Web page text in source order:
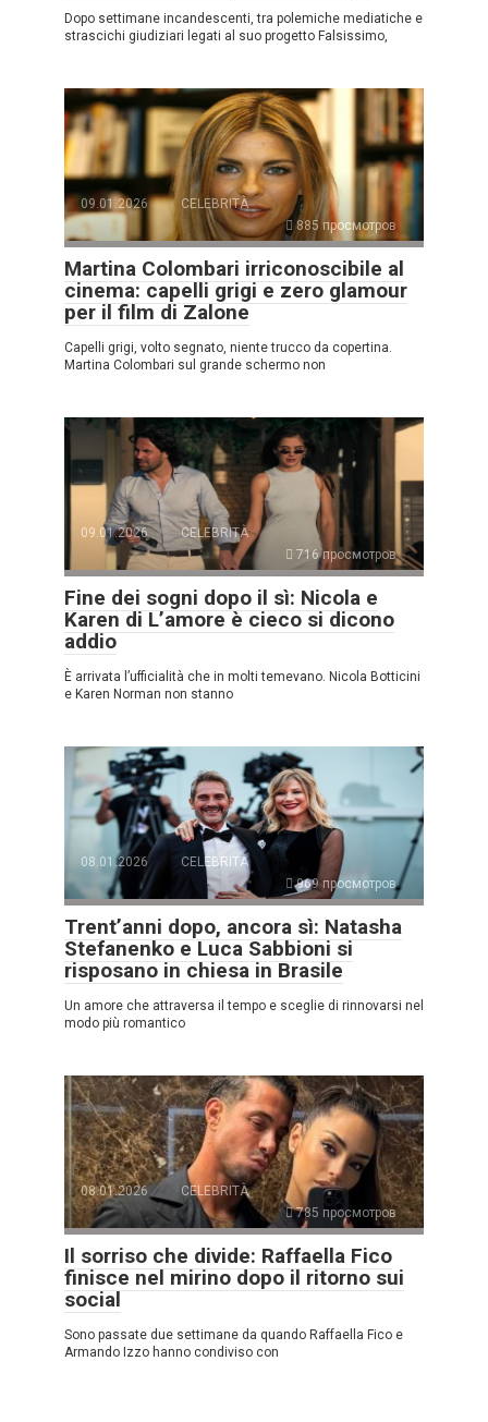
Dopo settimane incandescenti, tra polemiche mediatiche e
strascichi giudiziari legati al suo progetto Falsissimo,
09.01.2026
CELEBRITÀ
885 просмотров
Martina Colombari irriconoscibile al
cinema: capelli grigi e zero glamour
per il film di Zalone
Capelli grigi, volto segnato, niente trucco da copertina.
Martina Colombari sul grande schermo non
09.01.2026
CELEBRITÀ
716 просмотров
Fine dei sogni dopo il sì: Nicola e
Karen di L’amore è cieco si dicono
addio
È arrivata l’ufficialità che in molti temevano. Nicola Botticini
e Karen Norman non stanno
08.01.2026
CELEBRITÀ
969 просмотров
Trent’anni dopo, ancora sì: Natasha
Stefanenko e Luca Sabbioni si
risposano in chiesa in Brasile
Un amore che attraversa il tempo e sceglie di rinnovarsi nel
modo più romantico
08.01.2026
CELEBRITÀ
785 просмотров
Il sorriso che divide: Raffaella Fico
finisce nel mirino dopo il ritorno sui
social
Sono passate due settimane da quando Raffaella Fico e
Armando Izzo hanno condiviso con